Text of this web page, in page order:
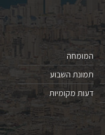
המומחה
תמונת השבוע
דעות מקומיות